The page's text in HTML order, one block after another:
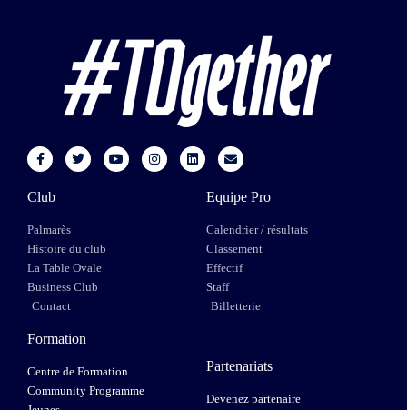
Club
Palmarès
Histoire du club
La Table Ovale
Business Club
Contact
Equipe Pro
Calendrier / résultats
Classement
Effectif
Staff
Billetterie
Formation
Centre de Formation
Community Programme
Partenariats
Devenez partenaire